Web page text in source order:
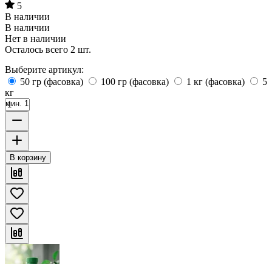
5
В наличии
В наличии
Нет в наличии
Осталось всего 2 шт.
Выберите артикул:
50 гр (фасовка)
100 гр (фасовка) 1 кг (фасовка)
5
кг
мин. 1
В корзину